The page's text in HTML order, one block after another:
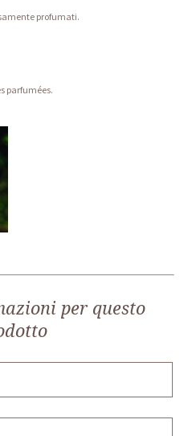
profumati.
parfumées.
per questo